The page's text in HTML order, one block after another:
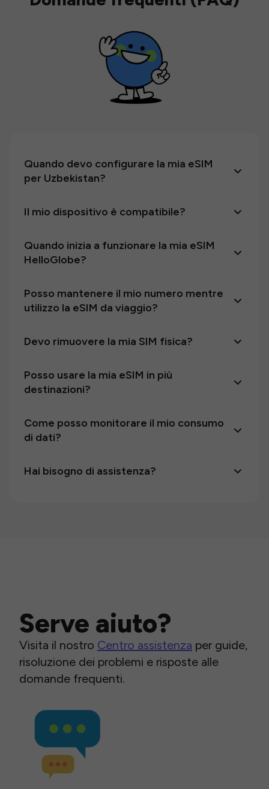
Quando devo configurare la mia eSIM
per Uzbekistan?
Il mio dispositivo è compatibile?
Quando inizia a funzionare la mia eSIM
HelloGlobe?
Posso mantenere il mio numero mentre
utilizzo la eSIM da viaggio?
Devo rimuovere la mia SIM fisica?
Posso usare la mia eSIM in più
destinazioni?
Come posso monitorare il mio consumo
di dati?
Hai bisogno di assistenza?
Serve aiuto?
Visita il nostro Centro assistenza per guide,
risoluzione dei problemi e risposte alle
domande frequenti.